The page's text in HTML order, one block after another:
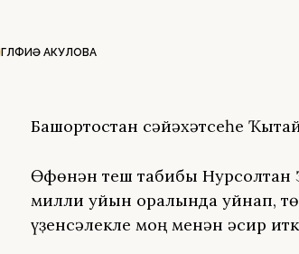
ГӨЛФИӘ АКУЛОВА
Башҡортостан сәйәхәтсеһе
Өфөнән теш табибы Нурсолтан
милли уйын ҡоралында уйнап,
үҙенсәлекле моң менән әсир